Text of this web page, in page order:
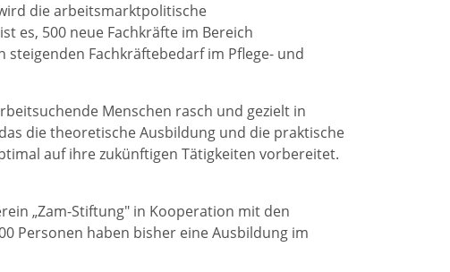
die arbeitsmarktpolitische
es, 500 neue Fachkräfte im Bereich
steigenden Fachkräftebedarf im Pflege- und
Menschen rasch und gezielt in
die theoretische Ausbildung und die praktische
auf ihre zukünftigen Tätigkeiten vorbereitet.
„Zam-Stiftung" in Kooperation mit den
Personen haben bisher eine Ausbildung im